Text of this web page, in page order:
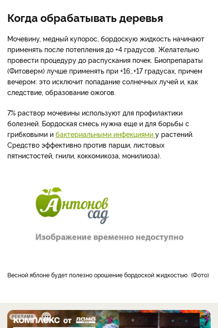
Когда обрабатывать деревья
Мочевину, медный купорос, бордоскую жидкость начинают
применять после потепления до +4 градусов. Желательно
провести процедуру до распускания почек. Биопрепараты
(Фитоверм) лучше применять при +16…+17 градусах, причем
вечером: это исключит попадание солнечных лучей и, как
следствие, образование ожогов.
7% раствор мочевины используют для профилактики
болезней. Бордоская смесь нужна еще и для борьбы с
грибковыми и бактериальными инфекциями у растений.
Средство эффективно против парши, листовых
пятнистостей, гнили, коккомикоза, монилиоза).
Весной яблоне будет полезно орошение бордоской жидкостью. Фото
РЕКЛАМА